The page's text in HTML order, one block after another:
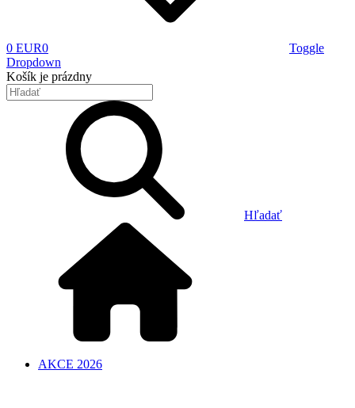
0 EUR0
Toggle
Dropdown
Košík je prázdny
Hľadať
AKCE 2026